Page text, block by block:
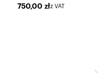
750,00 złz VAT